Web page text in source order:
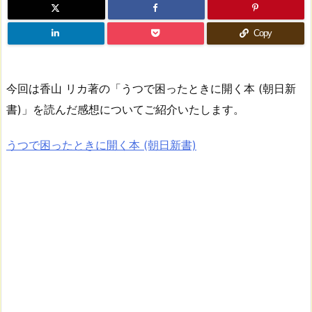
Copy
今回は香山 リカ著の「うつで困ったときに開く本 (朝日新
書)」を読んだ感想についてご紹介いたします。
うつで困ったときに開く本 (朝日新書)